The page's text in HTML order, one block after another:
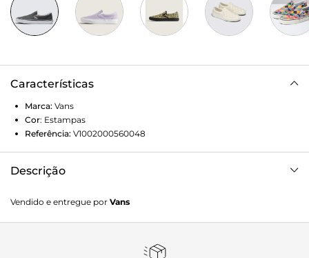
Características
Marca: Vans
Cor: Estampas
Referência: V1002000560048
Descrição
apoiar uma sociedade mais igualitária e inclusiva, celebrar
a comunidade LGBTQ+ e promover a liberdade de
em todo o mundo, o Pride Classic Slip-On incorpora um
Vendido e entregue por Vans